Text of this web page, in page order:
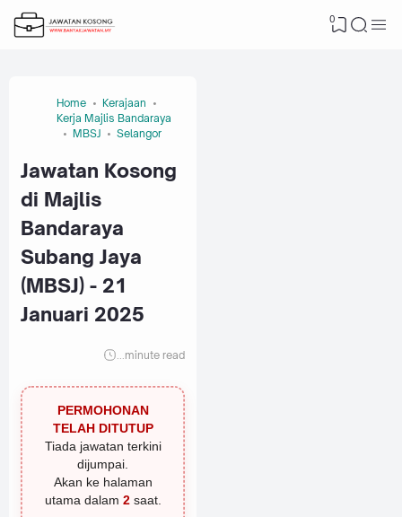
0
Home
Kerajaan
Kerja Majlis Bandaraya
MBSJ
Selangor
Jawatan Kosong
di Majlis
Bandaraya
Subang Jaya
(MBSJ) - 21
Januari 2025
minute read
PERMOHONAN
TELAH DITUTUP
Tiada jawatan terkini
dijumpai.
Akan ke halaman
utama dalam 2saat.